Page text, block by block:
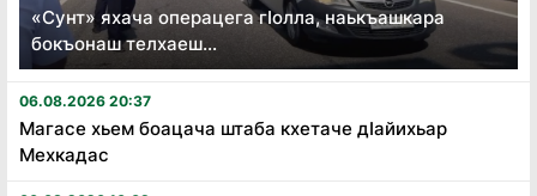
«Сунт» яхача операцега гӏолла, наькъашкара
бокъонаш телхаеш...
06.08.2026 20:37
Магасе хьем боацача штаба кхетаче дӏайихьар
Мехкадас